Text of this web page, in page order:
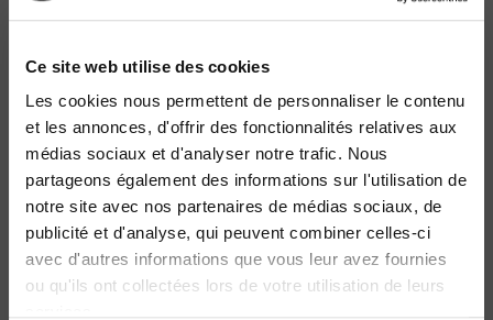
Ce site web utilise des cookies
Les cookies nous permettent de personnaliser le contenu
et les annonces, d'offrir des fonctionnalités relatives aux
médias sociaux et d'analyser notre trafic. Nous
partageons également des informations sur l'utilisation de
notre site avec nos partenaires de médias sociaux, de
publicité et d'analyse, qui peuvent combiner celles-ci
avec d'autres informations que vous leur avez fournies
ou qu'ils ont collectées lors de votre utilisation de leurs